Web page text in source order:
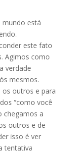
mundo está
este fato
Agimos como
verdade
mesmos.
outros e para
“como você
chegamos a
outros e de
isso é ver
tentativa